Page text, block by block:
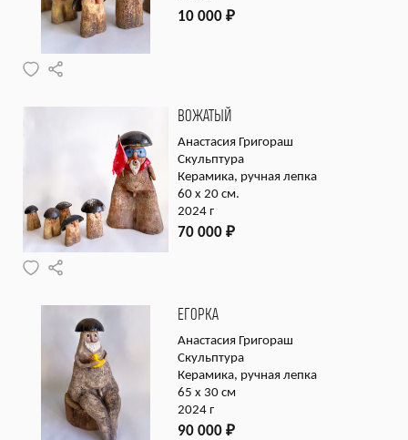
10 000 ₽
ВОЖАТЫЙ
Анастасия Григораш
Скульптура
Керамика, ручная лепка
60 х 20 см.
2024 г
70 000 ₽
ЕГОРКА
Анастасия Григораш
Скульптура
Керамика, ручная лепка
65 х 30 см
2024 г
90 000 ₽